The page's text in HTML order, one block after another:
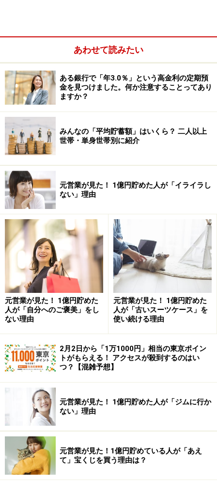
平均賃金ランキング（単位：千円/月）
まずは、日本で収入の高い都道府県を調べました。厚生
労働省の調査（2）によると、日本で収入の高い都道府
県は、以下の通りでした。 このグラフを見る限り、東京
や神奈川、大阪、愛知など、都市部の賃金が高いです
ね。想像通りといえば想像通りの結果です。データとし
てみても、「仕事探しのために、都市へ移住する」とい
うのは、効果的な方法だといえるでしょう。
日本で物価の安い都道府県TOP10
次に、日本で物価の安い都道府県から調べました。総務
省の調査（3）によると、日本で物価の安い都道府県
は、以下の通りでした。
消費者物価地域差指数（総合）
このグラフを見ると、今度は都市部以外の地域で物価が
安いことが分かります。最も物価が安いのは宮崎県で、
次いで群馬県、鹿児島県となっています。これらの物価
が安い地域に住むことで、出費を抑えることができるで
しょう。
あわせて読みたい
ある銀行で「年3.0％」という高金利の定期預
金を見つけました。何か注意することってあり
ますか？
みんなの「平均貯蓄額」はいくら？ 二人以上
世帯・単身世帯別に紹介
元営業が見た！ 1億円貯めた人が「イライラし
ない」理由
元営業が見た！ 1億円貯めた
人が「自分へのご褒美」をし
ない理由
元営業が見た！ 1億円貯めた
人が「古いスーツケース」を
使い続ける理由
2月2日から「1万1000円」相当の東京ポイン
トがもらえる！ アクセスが殺到するのはい
つ？【混雑予想】
元営業が見た！ 1億円貯めた人が「ジムに行か
ない」理由
元営業が見た！1億円貯めている人が「あえ
て」宝くじを買う理由は？